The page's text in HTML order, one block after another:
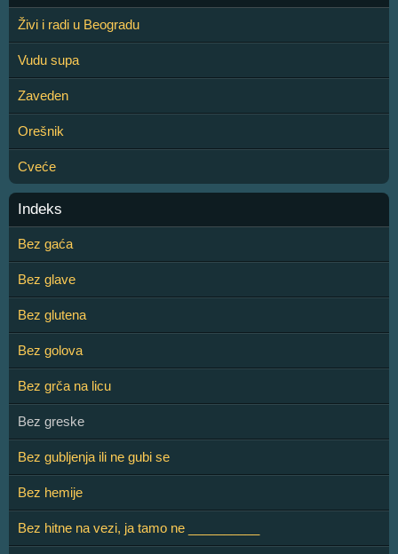
Živi i radi u Beogradu
Vudu supa
Zaveden
Orešnik
Cveće
Indeks
Bez gaća
Bez glave
Bez glutena
Bez golova
Bez grča na licu
Bez greske
Bez gubljenja ili ne gubi se
Bez hemije
Bez hitne na vezi, ja tamo ne __________